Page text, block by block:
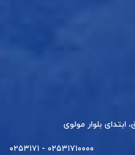
ابتدای بلوار مولوی
۰۲۵۳۱۷۱۰۰۰۰ - ۰۲۵۳۱۷۱